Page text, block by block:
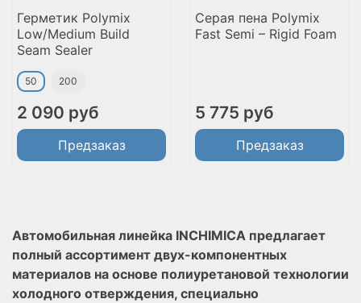
Герметик Polymix
Low/Medium Build
Seam Sealer
50 200
2 090 руб
Предзаказ
Серая пена Polymix
Fast Semi – Rigid Foam
5 775 руб
Предзаказ
Автомобильная линейка INCHIMICA предлагает
полный ассортимент двух-компонентных
материалов на основе полиуретановой технологии
холодного отверждения, специально